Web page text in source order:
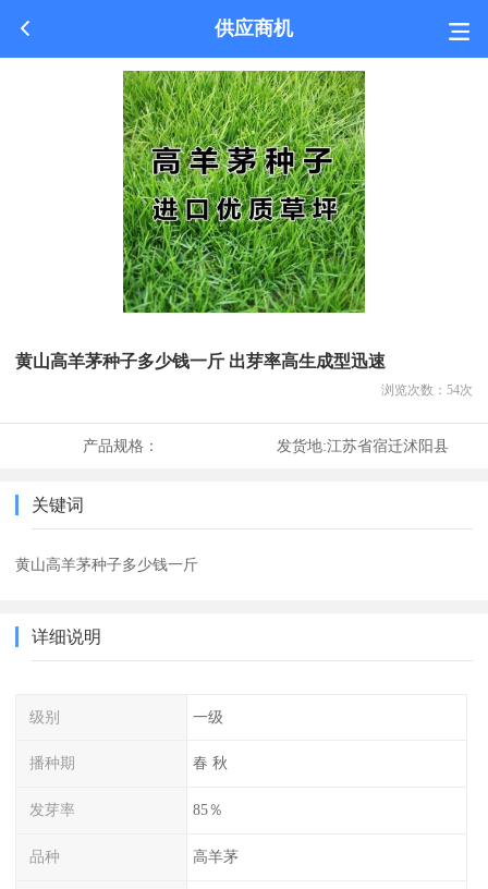
供应商机
黄山高羊茅种子多少钱一斤 出芽率高生成型迅速
浏览次数： 54次
产品规格： 发货地:江苏省宿迁沭阳县
关键词
黄山高羊茅种子多少钱一斤
详细说明
级别 一级
播种期 春 秋
发芽率 85％
品种 高羊茅